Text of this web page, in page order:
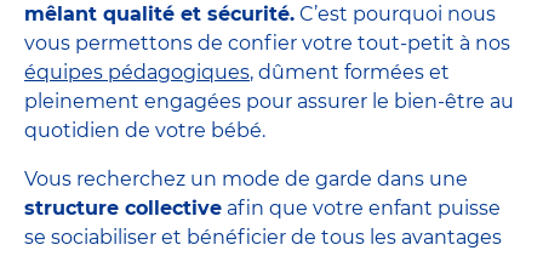
mêlant qualité et sécurité. C’est pourquoi nous
vous permettons de confier votre tout-petit à nos
équipes pédagogiques, dûment formées et
pleinement engagées pour assurer le bien-être au
quotidien de votre bébé.
Vous recherchez un mode de garde dans une
structure collective afin que votre enfant puisse
se sociabiliser et bénéficier de tous les avantages